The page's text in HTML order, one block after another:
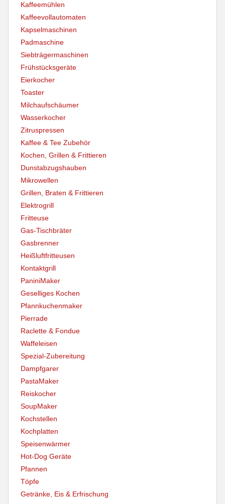
Kaffeemühlen
Kaffeevollautomaten
Kapselmaschinen
Padmaschine
Siebträgermaschinen
Frühstücksgeräte
Eierkocher
Toaster
Milchaufschäumer
Wasserkocher
Zitruspressen
Kaffee & Tee Zubehör
Kochen, Grillen & Frittieren
Dunstabzugshauben
Mikrowellen
Grillen, Braten & Frittieren
Elektrogrill
Fritteuse
Gas-Tischbräter
Gasbrenner
Heißluftfritteusen
Kontaktgrill
PaniniMaker
Geselliges Kochen
Pfannkuchenmaker
Pierrade
Raclette & Fondue
Waffeleisen
Spezial-Zubereitung
Dampfgarer
PastaMaker
Reiskocher
SoupMaker
Kochstellen
Kochplatten
Speisenwärmer
Hot-Dog Geräte
Pfannen
Töpfe
Getränke, Eis & Erfrischung